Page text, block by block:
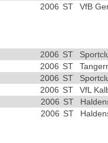
2006 ST VfB
2006 ST
2006 ST
2006 ST
2006 ST
VfL
2006 ST
2006 ST